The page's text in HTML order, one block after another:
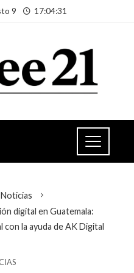
9 17:04:31
Noticias
digital en Guatemala:
la ayuda de AK Digital